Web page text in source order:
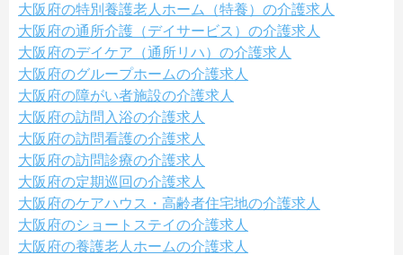
大阪府の特別養護老人ホーム（特養）の介護求人
大阪府の通所介護（デイサービス）の介護求人
大阪府のデイケア（通所リハ）の介護求人
大阪府のグループホームの介護求人
大阪府の障がい者施設の介護求人
大阪府の訪問入浴の介護求人
大阪府の訪問看護の介護求人
大阪府の訪問診療の介護求人
大阪府の定期巡回の介護求人
大阪府のケアハウス・高齢者住宅地の介護求人
大阪府のショートステイの介護求人
大阪府の養護老人ホームの介護求人